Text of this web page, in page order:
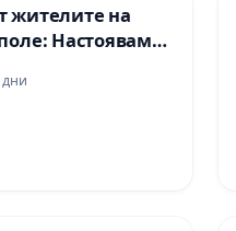
жителите на
Настояваме
от “Елаците-
че ще